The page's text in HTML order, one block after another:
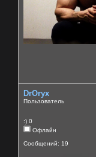
DrOryx
Пользователь
:) 0
Офлайн
Сообщений: 19